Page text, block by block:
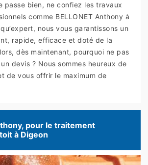
passe bien, ne confiez les travaux
comme BELLONET Anthony à
nous vous garantissons un
rapide, efficace et doté de la
dès maintenant, pourquoi ne pas
devis ? Nous sommes heureux de
de vous offrir le maximum de
pour le traitement
à Digeon